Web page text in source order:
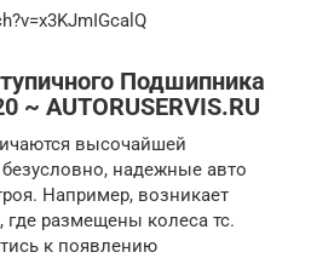
Подшипника
~ AUTORUSERVIS.RU
высочайшей
надежные авто
Например, возникает
размещены колеса тс.
к появлению